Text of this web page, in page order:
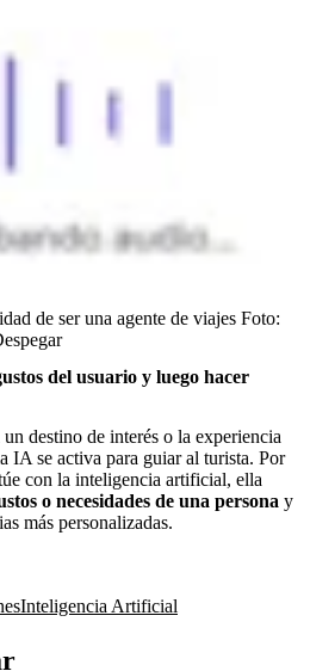
de ser una agente de viajes Foto:
del usuario y luego hacer
destino de interés o la experiencia
IA se activa para guiar al turista. Por
con la inteligencia artificial, ella
o necesidades de una persona y
más personalizadas.
Inteligencia Artificial